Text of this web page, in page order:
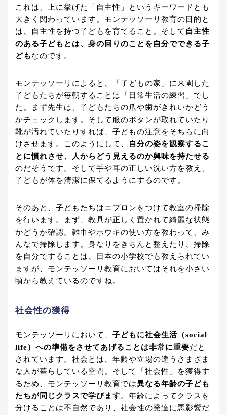
これは、上に挙げた「自主性」というキーワードとも
大きく関わっています。モンテッソーリ教育の目的と
は、自主性を持つ子どもを育てること。そして 自主性
のある子どもとは、身の回りのことを自分でできる子
どもなのです。
モンテッソーリによると、「子どもの家」に来園した
子どもたちが毎朝することは「日常生活の練習」でし
た。まず先生は、子どもたちの爪や歯がきれいかどう
かチェックします。そして服のボタンが取れていたり
靴が汚れていたりすれば、子どもの注意をそちらに向
けさせます。このようにして、
自分の姿を観察するこ
とに慣れさせ、人からどう見えるのか興味を持たせる
のだそうです。そして手や耳の正しい洗い方を教え、
子どもが体を清潔に保てるようにするのです。
そのあと、子どもたちはエプロンをつけて教室の掃除
を行います。まず、教具が正しく置かれて綺麗な状態
かどうか確認。雑巾やホウキの使い方を教わって、み
んなで掃除します。身なりをきちんと整えたり、掃除
を自分ですることは、日本の小学校でも教えられてい
ますが、モンテッソーリ教育においてはそれを小さい
頃から教えているのですね。
社会性の獲得
モンテッソーリにおいて、 子どもに社会生活（social
life）への準備をさせてあげることは非常に重要だと
されています。社会とは、年齢や立場の違うさまざま
な人が暮らしている空間。そして「社会性」を獲得す
るため、モンテッソーリ教育では異なる年齢の子ども
たちが同じクラスで学びます。年齢によってクラスを
分けることは不自然であり、社会性の発達に悪影響だ